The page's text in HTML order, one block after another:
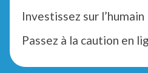
Investissez sur l’humain
Passez à la caution en